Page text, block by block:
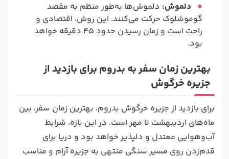
دلموش: دلموش‌ها به‌طور منظم به مقصد
گوموشلوک حرکت می‌کنند. این روش، اقتصادی و
راحت است و زمان رسیدن حدود 45 دقیقه خواهد
بود.
بهترین زمان سفر به بدروم برای بازدید از
جزیره خرگوش
برای بازدید از جزیره خرگوش بدروم، بهترین زمان سفر، بین
ماه‌های اردیبهشت تا مهر است. در این بازه، شرایط
آب‌وهوایی معتدل و دلپذیر خواهد بود و دریا برای
قدم‌زدن روی مسیر سنگی منتهی به جزیره آرام و مناسب